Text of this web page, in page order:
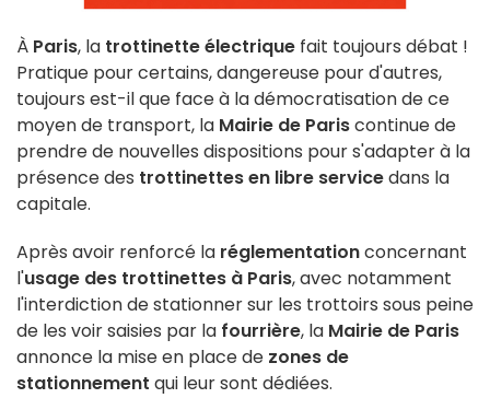
À Paris, la trottinette électrique fait toujours débat !
Pratique pour certains, dangereuse pour d'autres,
toujours est-il que face à la démocratisation de ce
moyen de transport, la Mairie de Pariscontinue de
prendre de nouvelles dispositions pour s'adapter à la
présence des trottinettes en libre servicedans la
capitale.
Après avoir renforcé la réglementationconcernant
l'usage des trottinettes à Paris, avec notamment
l'interdiction de stationner sur les trottoirs sous peine
de les voir saisies par la fourrière, la Mairie de Paris
annonce la mise en place de zones de
stationnement qui leur sont dédiées.